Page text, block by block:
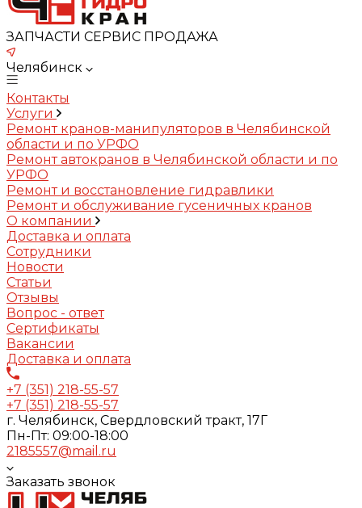
ЗАПЧАСТИ СЕРВИС ПРОДАЖА
Челябинск
Контакты
Услуги
Ремонт кранов-манипуляторов в Челябинской
области и по УРФО
Ремонт автокранов в Челябинской области и по
УРФО
Ремонт и восстановление гидравлики
Ремонт и обслуживание гусеничных кранов
О компании
Доставка и оплата
Сотрудники
Новости
Статьи
Отзывы
Вопрос - ответ
Сертификаты
Вакансии
Доставка и оплата
+7 (351) 218-55-57
+7 (351) 218-55-57
г. Челябинск, Свердловский тракт, 17Г
Пн-Пт: 09:00-18:00
2185557@mail.ru
Заказать звонок